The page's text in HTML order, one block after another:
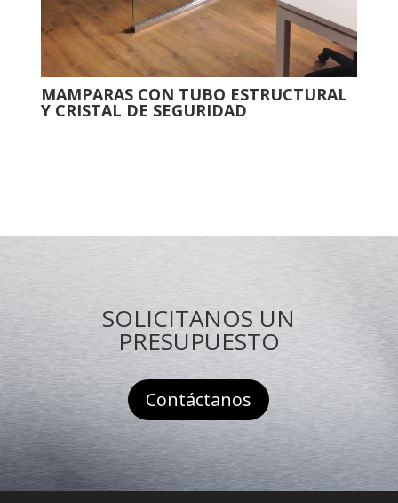
MAMPARAS CON TUBO ESTRUCTURAL
Y CRISTAL DE SEGURIDAD
SOLICITANOS UN
PRESUPUESTO
Contáctanos